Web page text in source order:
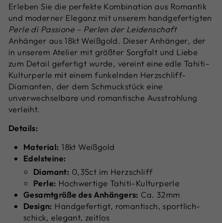
Erleben Sie die perfekte Kombination aus Romantik
und moderner Eleganz mit unserem handgefertigten
Perle di Passione – Perlen der Leidenschaft
Anhänger aus 18kt Weißgold. Dieser Anhänger, der
in unserem Atelier mit größter Sorgfalt und Liebe
zum Detail gefertigt wurde, vereint eine edle Tahiti-
Kulturperle mit einem funkelnden Herzschliff-
Diamanten, der dem Schmuckstück eine
unverwechselbare und romantische Ausstrahlung
verleiht.
Details:
Material: 18kt Weißgold
Edelsteine:
Diamant: 0,35ct im Herzschliff
Perle: Hochwertige Tahiti-Kulturperle
Gesamtgröße des Anhängers: Ca. 32mm
Design: Handgefertigt, romantisch, sportlich-
schick, elegant, zeitlos